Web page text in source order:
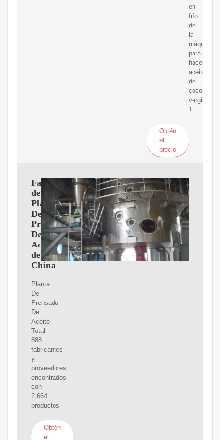
en
frío
de
la
máquina
para
hacer
aceite
de
coco
vergin
1.
Obtén
el
precio
Fabricantes
de
Planta
De
Prensado
De
Aceite
de
China
Planta
De
Prensado
De
Aceite
Total
888
fabricantes
y
proveedores
encontrados
con
2,664
productos
Obtén
el